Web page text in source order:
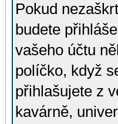
Pokud
budete
vašeho účtu
políčko, když
přihlašujete z
kavárně,